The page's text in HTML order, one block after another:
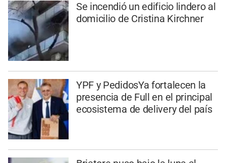
Se incendió un edificio lindero al
domicilio de Cristina Kirchner
YPF y PedidosYa fortalecen la
presencia de Full en el principal
ecosistema de delivery del país